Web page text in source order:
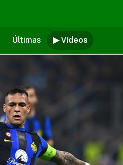
Últimas ▶ Vídeos